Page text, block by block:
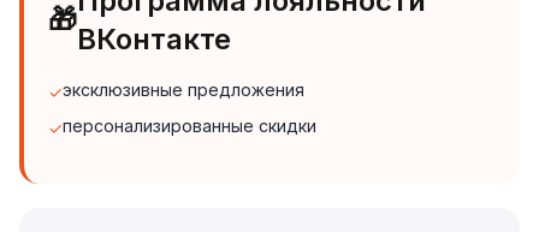
🎁
ВКонтакте
✓эксклюзивные предложения
✓персонализированные скидки